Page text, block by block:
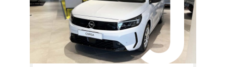
Romeo
Rover